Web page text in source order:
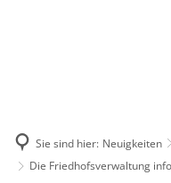
Sie sind hier: Neuigkeiten
Die Friedhofsverwaltung